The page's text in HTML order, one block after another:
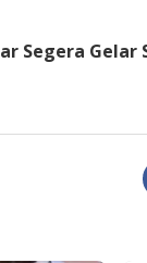
Segera Gelar